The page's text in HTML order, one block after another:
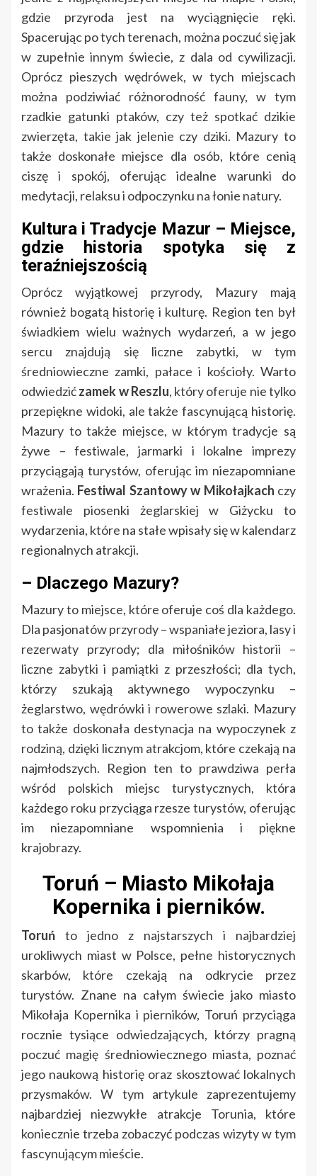
gdzie przyroda jest na wyciągnięcie ręki.
Spacerując po tych terenach, można poczuć się jak
w zupełnie innym świecie, z dala od cywilizacji.
Oprócz pieszych wędrówek, w tych miejscach
można podziwiać różnorodność fauny, w tym
rzadkie gatunki ptaków, czy też spotkać dzikie
zwierzęta, takie jak jelenie czy dziki. Mazury to
także doskonałe miejsce dla osób, które cenią
ciszę i spokój, oferując idealne warunki do
medytacji, relaksu i odpoczynku na łonie natury.
Kultura i Tradycje Mazur – Miejsce,
gdzie historia spotyka się z
teraźniejszością
Oprócz wyjątkowej przyrody, Mazury mają
również bogatą historię i kulturę. Region ten był
świadkiem wielu ważnych wydarzeń, a w jego
sercu znajdują się liczne zabytki, w tym
średniowieczne zamki, pałace i kościoły. Warto
odwiedzićzamek w Reszlu, który oferuje nie tylko
przepiękne widoki, ale także fascynującą historię.
Mazury to także miejsce, w którym tradycje są
żywe – festiwale, jarmarki i lokalne imprezy
przyciągają turystów, oferując im niezapomniane
wrażenia. Festiwal Szantowy w Mikołajkach czy
festiwale piosenki żeglarskiej w Giżycku to
wydarzenia, które na stałe wpisały się w kalendarz
regionalnych atrakcji.
– Dlaczego Mazury?
Mazury to miejsce, które oferuje coś dla każdego.
Dla pasjonatów przyrody – wspaniałe jeziora, lasy i
rezerwaty przyrody; dla miłośników historii –
liczne zabytki i pamiątki z przeszłości; dla tych,
którzy szukają aktywnego wypoczynku –
żeglarstwo, wędrówki i rowerowe szlaki. Mazury
to także doskonała destynacja na wypoczynek z
rodziną, dzięki licznym atrakcjom, które czekają na
najmłodszych. Region ten to prawdziwa perła
wśród polskich miejsc turystycznych, która
każdego roku przyciąga rzesze turystów, oferując
im niezapomniane wspomnienia i piękne
krajobrazy.
Toruń – Miasto Mikołaja
Kopernika i pierników.
Toruń to jedno z najstarszych i najbardziej
urokliwych miast w Polsce, pełne historycznych
skarbów, które czekają na odkrycie przez
turystów. Znane na całym świecie jako miasto
Mikołaja Kopernika i pierników, Toruń przyciąga
rocznie tysiące odwiedzających, którzy pragną
poczuć magię średniowiecznego miasta, poznać
jego naukową historię oraz skosztować lokalnych
przysmaków. W tym artykule zaprezentujemy
najbardziej niezwykłe atrakcje Torunia, które
koniecznie trzeba zobaczyć podczas wizyty w tym
fascynującym mieście.